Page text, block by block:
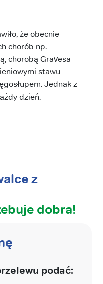
że obecnie
chorób np.
chorobą Gravesa-
stawu
Jednak z
dzień.
z
dobra!
podać: